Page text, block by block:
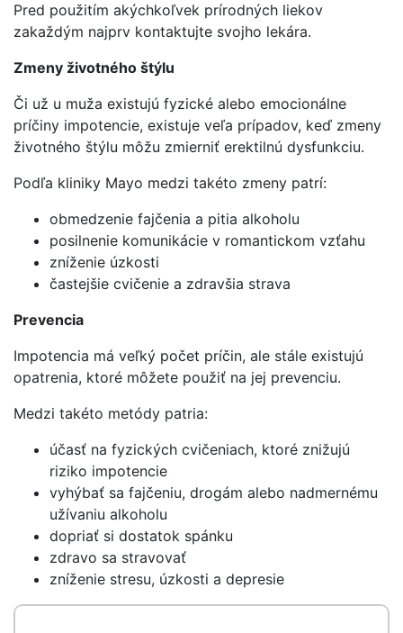
Pred použitím akýchkoľvek prírodných liekov
zakaždým najprv kontaktujte svojho lekára.
Zmeny životného štýlu
Či už u muža existujú fyzické alebo emocionálne
príčiny impotencie, existuje veľa prípadov, keď zmeny
životného štýlu môžu zmierniť erektilnú dysfunkciu.
Podľa kliniky Mayo medzi takéto zmeny patrí:
obmedzenie fajčenia a pitia alkoholu
posilnenie komunikácie v romantickom vzťahu
zníženie úzkosti
častejšie cvičenie a zdravšia strava
Prevencia
Impotencia má veľký počet príčin, ale stále existujú
opatrenia, ktoré môžete použiť na jej prevenciu.
Medzi takéto metódy patria:
účasť na fyzických cvičeniach, ktoré znižujú
riziko impotencie
vyhýbať sa fajčeniu, drogám alebo nadmernému
užívaniu alkoholu
dopriať si dostatok spánku
zdravo sa stravovať
zníženie stresu, úzkosti a depresie